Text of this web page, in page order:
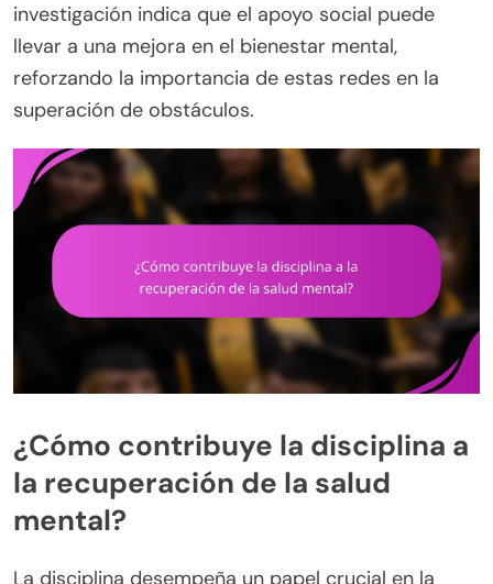
investigación indica que el apoyo social puede
llevar a una mejora en el bienestar mental,
reforzando la importancia de estas redes en la
superación de obstáculos.
¿Cómo contribuye la disciplina a
la recuperación de la salud
mental?
La disciplina desempeña un papel crucial en la